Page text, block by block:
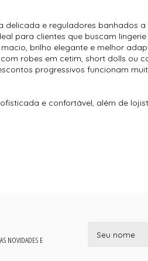
delicada e reguladores banhados
para clientes que buscam
brilho elegante e melhor
robes em cetim, short dolls ou
progressivos funcionam
e confortável, além de
NOVIDADES E